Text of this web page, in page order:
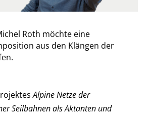
Roth möchte eine
aus den Klängen der
Alpine Netze der
Seilbahnen als Aktanten und